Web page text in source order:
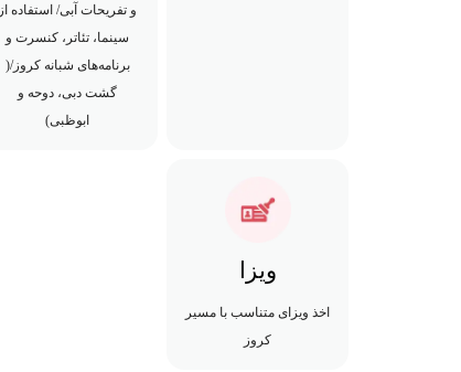
و تفریحات آبی/ استفاده از
سینما، تئاتر، کنسرت و
برنامه‌های شبانه کروز/(
گشت دبی، دوحه و
ابوظبی)
ویزا
اخذ ویزای متناسب با مسیر
کروز